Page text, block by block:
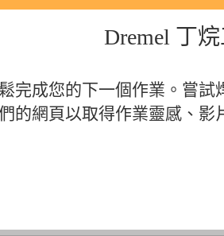
Dremel 丁
完成您的下一個作業。嘗
的網頁以取得作業靈感、影